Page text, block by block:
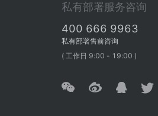
私有部署服务咨询
400 666 9963
私有部署售前咨询
( 工作日 9:00 - 19:00 )